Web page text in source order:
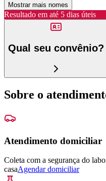
Mostrar mais nomes
Resultado em até 5 dias úteis
Qual seu convênio?
Sobre o
Atendimento domiciliar
Coleta com a segurança do
casaAgendar domiciliar